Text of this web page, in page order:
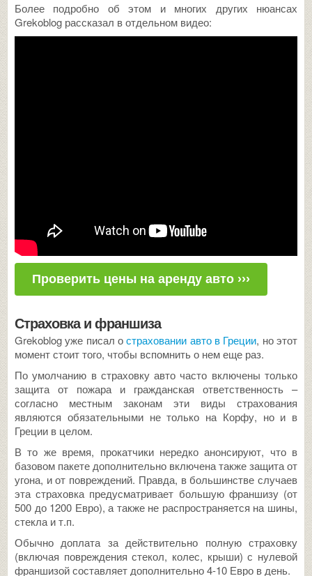
Более подробно об этом и многих других нюансах
Grekoblog рассказал в отдельном видео:
Проверить цены на аренду авто ›››
Страховка и франшиза
Grekoblog уже писал остраховании авто в Греции, но этот
момент стоит того, чтобы вспомнить о нем еще раз.
По умолчанию в страховку авто часто включены только
защита от пожара и гражданская ответственность –
согласно местным законам эти виды страхования
являются обязательными не только на Корфу, но и в
Греции в целом.
В то же время, прокатчики нередко анонсируют, что в
базовом пакете дополнительно включена также защита от
угона, и от повреждений. Правда, в большинстве случаев
эта страховка предусматривает большую франшизу (от
500 до 1200 Евро), а также не распространяется на шины,
стекла и т.п.
Обычно доплата за действительно полную страховку
(включая повреждения стекол, колес, крыши) с нулевой
франшизой составляет дополнительно 4-10 Евро в день.